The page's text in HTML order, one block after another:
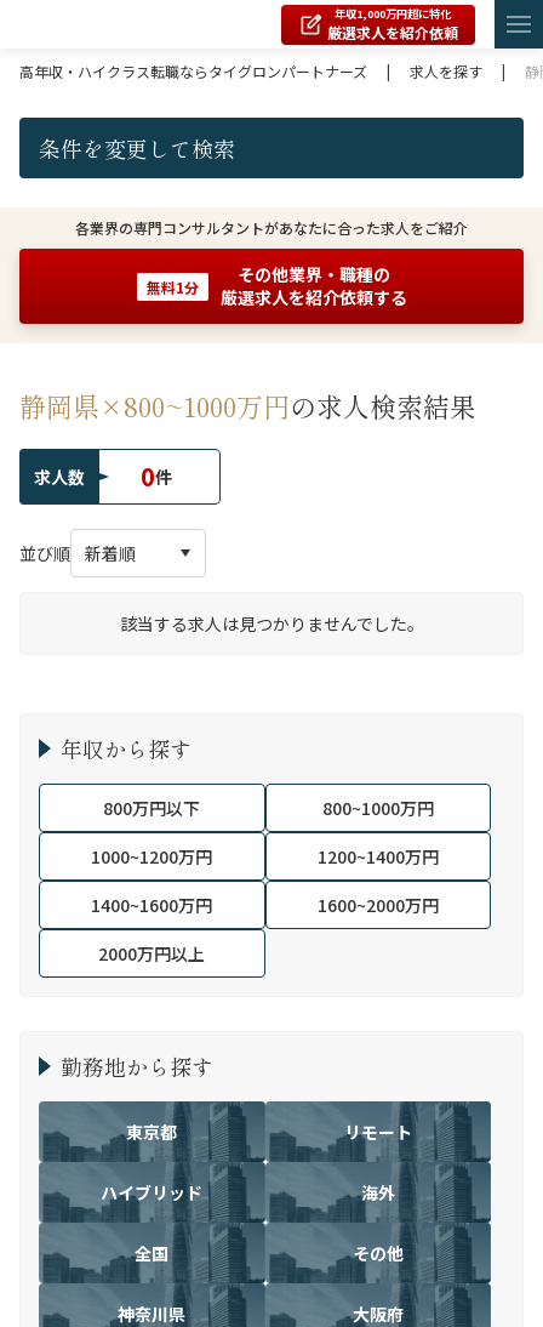
年収1,000万円超に特化
厳選求人を紹介依頼
高年収・ハイクラス転職ならタイグロンパートナーズ
| 求人を探す |
条件を変更して検索
各業界の専門コンサルタントがあなたに合った求人をご紹介
無料1分
その他業界・職種の
厳選求人を紹介依頼する
静岡県×800~1000万円の求人検索結果
求人数 0件
並び順
該当する求人は見つかりませんでした。
年収から探す
800万円以下
800~1000万円
1000~1200万円
1200~1400万円
1400~1600万円
1600~2000万円
2000万円以上
勤務地から探す
東京都 リモート
ハイブリッド 海外
全国 その他
神奈川県 大阪府